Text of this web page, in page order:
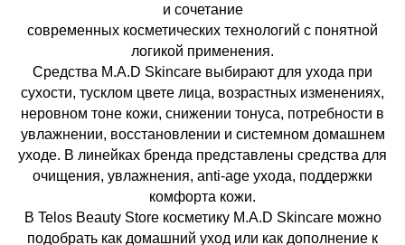
и сочетание
современных косметических технологий с понятной
логикой применения.
Средства M.A.D Skincare выбирают для ухода при
сухости, тусклом цвете лица, возрастных изменениях,
неровном тоне кожи, снижении тонуса, потребности в
увлажнении, восстановлении и системном домашнем
уходе. В линейках бренда представлены средства для
очищения, увлажнения, anti-age ухода, поддержки
комфорта кожи.
В Telos Beauty Store косметику M.A.D Skincare можно
подобрать как домашний уход или как дополнение к